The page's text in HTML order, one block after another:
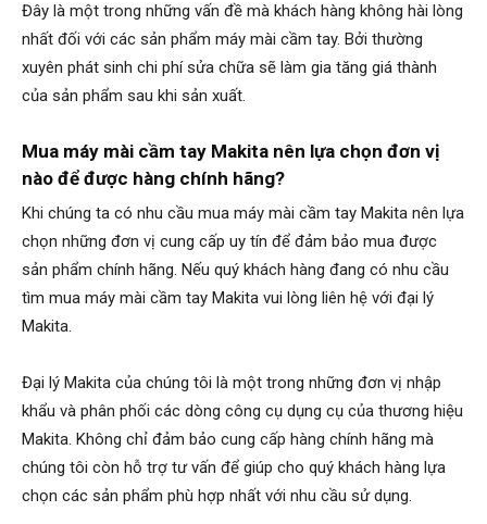
Đây là một trong những vấn đề mà khách hàng không hài lòng
nhất đối với các sản phẩm máy mài cầm tay. Bởi thường
xuyên phát sinh chi phí sửa chữa sẽ làm gia tăng giá thành
của sản phẩm sau khi sản xuất.
Mua máy mài cầm tay Makita nên lựa chọn đơn vị
nào để được hàng chính hãng?
Khi chúng ta có nhu cầu mua máy mài cầm tay Makita nên lựa
chọn những đơn vị cung cấp uy tín để đảm bảo mua được
sản phẩm chính hãng. Nếu quý khách hàng đang có nhu cầu
tìm mua máy mài cầm tay Makita vui lòng liên hệ với đại lý
Makita.
Đại lý Makita của chúng tôi là một trong những đơn vị nhập
khẩu và phân phối các dòng công cụ dụng cụ của thương hiệu
Makita. Không chỉ đảm bảo cung cấp hàng chính hãng mà
chúng tôi còn hỗ trợ tư vấn để giúp cho quý khách hàng lựa
chọn các sản phẩm phù hợp nhất với nhu cầu sử dụng.